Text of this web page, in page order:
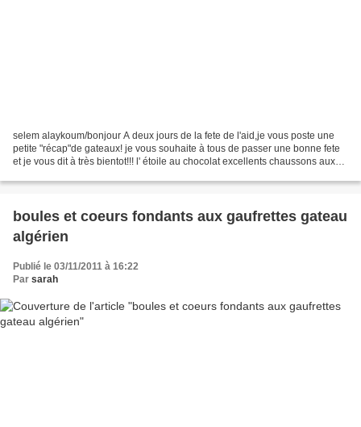
selem alaykoum/bonjour A deux jours de la fete de l'aid,je vous poste une
petite "récap"de gateaux! je vous souhaite à tous de passer une bonne fete
et je vous dit à très bientot!!! l' étoile au chocolat excellents chaussons aux
boules et coeurs fondants aux gaufrettes gateau
algérien
Publié le 03/11/2011 à 16:22
Par sarah